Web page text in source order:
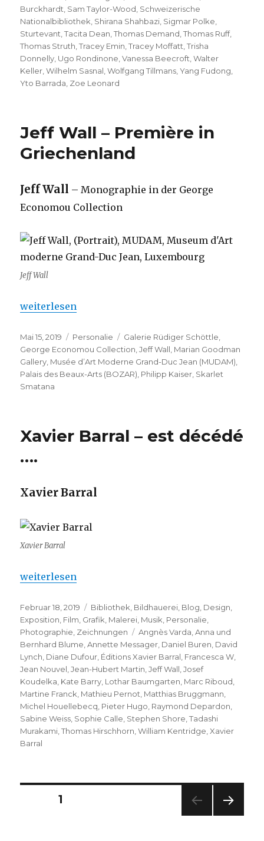
Burckhardt Sam Taylor-Wood Schweizerische
Nationalbibliothek Shirana Shahbazi Sigmar Polke
Sturtevant ,Tacita Dean ,Thomas Demand ,Thomas Ruff,
Thomas Struth ,Tracey Emin ,Tracey Moffatt ,Trisha
Donnelly Ugo Rondinone ,Vanessa Beecroft ,Walter
Keller ,Wilhelm Sasnal ,Wolfgang Tillmans ,Yang Fudong
Yto Barrada Zoe Leonard
Jeff Wall – Première in
Griechenland
Jeff Wall – Monographie in der George
Economou Collection
Jeff Wall
„Jeff Wall – Première in Griechenland“
weiterlesen
Veröffentlicht
am
Mai 15, 2019 Kategorien
Personalie Schlagwörter
Galerie Rüdiger Schöttle
George Economou Collection ,Jeff Wall Marian Goodman
Gallery Musée d’Art Moderne Grand-Duc Jean (MUDAM)
Palais des Beaux-Arts (BOZAR) Philipp Kaiser Skarlet
Smatana
Xavier Barral – est décédé
….
Xavier Barral
Xavier Barral
„Xavier Barral – est décédé ….“
weiterlesen
Veröffentlicht
am
Februar 18, 2019 Kategorien
Bibliothek Bildhauerei Blog Design
Exposition Film Grafik Malerei Musik Personalie
Photographie Zeichnungen Schlagwörter
Angnès Varda ,Anna und
Bernhard Blume ,Annette Messager Daniel Buren David
Lynch Diane Dufour Éditions Xavier Barral Francesca W
Jean Nouvel ,Jean-Hubert Martin ,Jeff Wall ,Josef
Koudelka Kate Barry Lothar Baumgarten Marc Riboud
Martine Franck Mathieu Pernot Matthias Bruggmann
Michel Houellebecq Pieter Hugo Raymond Depardon
Sabine Weiss Sophie Calle Stephen Shore ,Tadashi
Murakami ,Thomas Hirschhorn ,William Kentridge ,Xavier
Barral
Seitennummerierung
SEITE1